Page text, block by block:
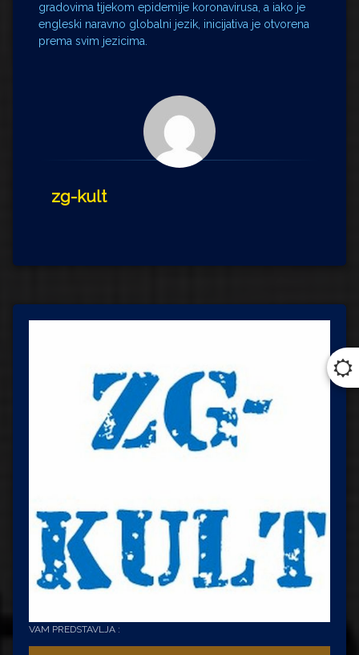
gradovima tijekom epidemije koronavirusa, a iako je
engleski naravno globalni jezik, inicijativa je otvorena
prema svim jezicima.
zg-kult
VAM PREDSTAVLJA :